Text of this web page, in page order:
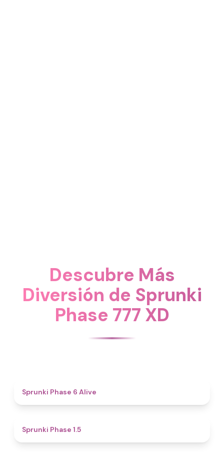
Descubre Más
Diversión de Sprunki
Phase 777 XD
Sprunki Phase 6 Alive
Sprunki Phase 1.5